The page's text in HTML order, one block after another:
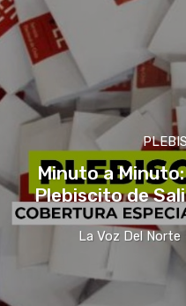
Minuto a
Plebiscito de
La Voz Del Norte